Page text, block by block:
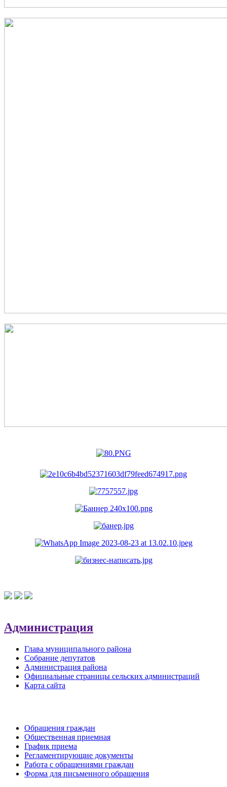
Администрация
Глава муниципального района
Собрание депутатов
Администрация района
Официальные страницы сельских администраций
Карта сайта
Обращения граждан
Общественная приемная
График приема
Регламентирующие документы
Работа с обращениями граждан
Форма для письменного обращения